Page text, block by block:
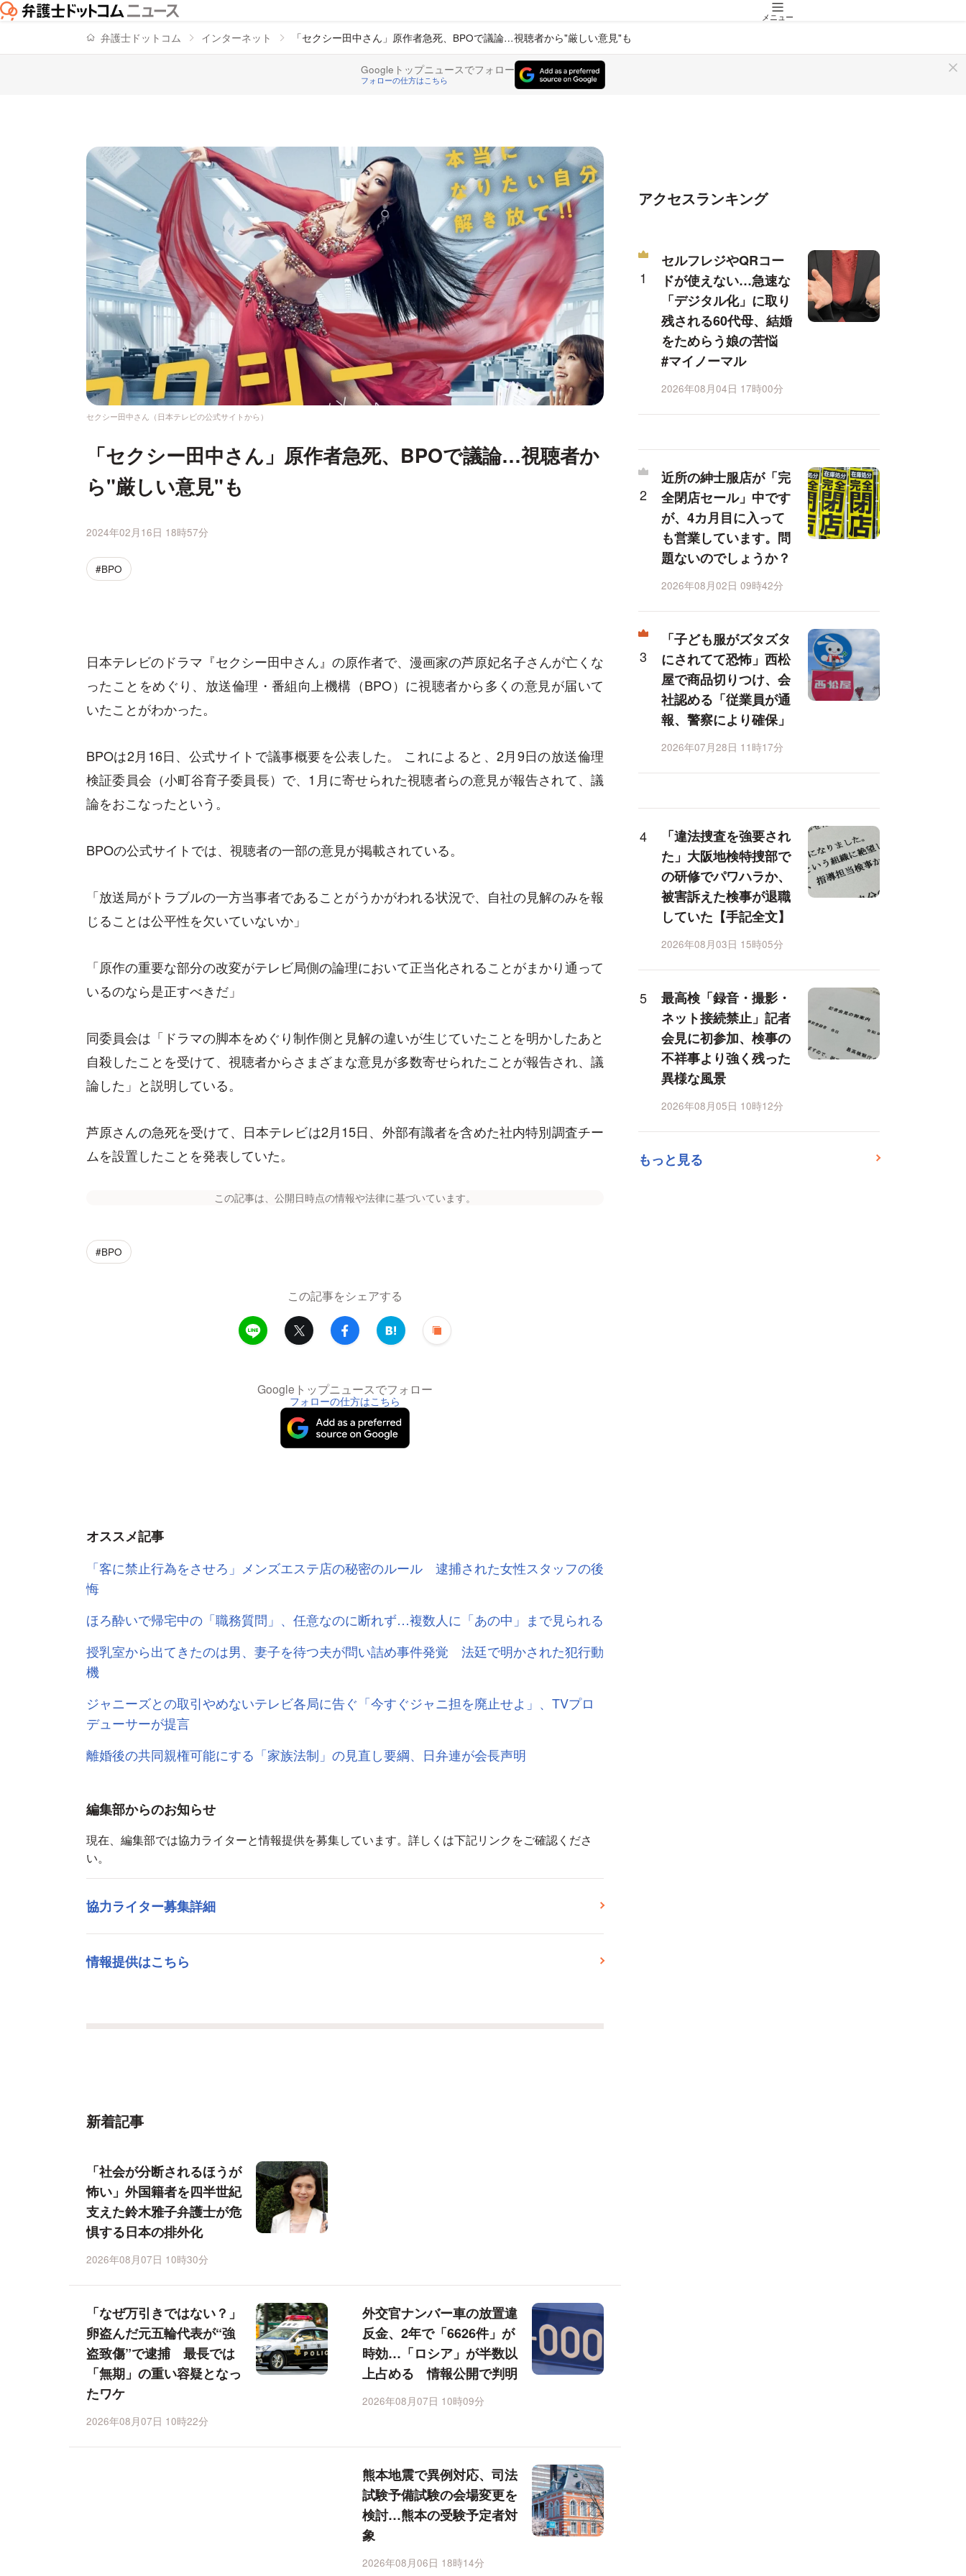
メニュー
弁護士ドットコム インターネット 「セクシー田中さん」原作者急死、BPOで議論…視聴者から"厳しい意見"も
Googleトップニュースでフォロー
フォローの仕方はこちら
セクシー田中さん（日本テレビの公式サイトから）
「セクシー田中さん」原作者急死、BPOで議論…視聴者か
ら"厳しい意見"も
2024年02月16日 18時57分
#BPO
日本テレビのドラマ『セクシー田中さん』の原作者で、漫画家の芦原妃名子さんが亡くな
ったことをめぐり、放送倫理・番組向上機構（BPO）に視聴者から多くの意見が届いて
いたことがわかった。
BPOは2月16日、公式サイトで議事概要を公表した。 これによると、2月9日の放送倫理
検証委員会（小町谷育子委員長）で、1月に寄せられた視聴者らの意見が報告されて、議
論をおこなったという。
BPOの公式サイトでは、視聴者の一部の意見が掲載されている。
「放送局がトラブルの一方当事者であることがうかがわれる状況で、自社の見解のみを報
じることは公平性を欠いていないか」
「原作の重要な部分の改変がテレビ局側の論理において正当化されることがまかり通って
いるのなら是正すべきだ」
同委員会は「ドラマの脚本をめぐり制作側と見解の違いが生じていたことを明かしたあと
自殺したことを受けて、視聴者からさまざまな意見が多数寄せられたことが報告され、議
論した」と説明している。
芦原さんの急死を受けて、日本テレビは2月15日、外部有識者を含めた社内特別調査チー
ムを設置したことを発表していた。
この記事は、公開日時点の情報や法律に基づいています。
#BPO
この記事をシェアする
Googleトップニュースでフォロー
フォローの仕方はこちら
オススメ記事
「客に禁止行為をさせろ」メンズエステ店の秘密のルール 逮捕された女性スタッフの後
悔
ほろ酔いで帰宅中の「職務質問」、任意なのに断れず…複数人に「あの中」まで見られる
授乳室から出てきたのは男、妻子を待つ夫が問い詰め事件発覚 法廷で明かされた犯行動
機
ジャニーズとの取引やめないテレビ各局に告ぐ「今すぐジャニ担を廃止せよ」、TVプロ
デューサーが提言
離婚後の共同親権可能にする「家族法制」の見直し要綱、日弁連が会長声明
編集部からのお知らせ
現在、編集部では協力ライターと情報提供を募集しています。詳しくは下記リンクをご確認くださ
い。
協力ライター募集詳細
情報提供はこちら
新着記事
「社会が分断されるほうが
怖い」外国籍者を四半世紀
支えた鈴木雅子弁護士が危
惧する日本の排外化
2026年08月07日 10時30分
「なぜ万引きではない？」
卵盗んだ元五輪代表が“強
盗致傷”で逮捕 最長では
「無期」の重い容疑となっ
たワケ
2026年08月07日 10時22分
外交官ナンバー車の放置違
反金、2年で「6626件」が
時効…「ロシア」が半数以
上占める 情報公開で判明
2026年08月07日 10時09分
熊本地震で異例対応、司法
試験予備試験の会場変更を
検討…熊本の受験予定者対
象
2026年08月06日 18時14分
アクセスランキング
セルフレジやQRコー
ドが使えない…急速な
「デジタル化」に取り
残される60代母、結婚
をためらう娘の苦悩
#マイノーマル
2026年08月04日 17時00分
近所の紳士服店が「完
全閉店セール」中です
が、4カ月目に入って
も営業しています。問
題ないのでしょうか？
2026年08月02日 09時42分
「子ども服がズタズタ
にされてて恐怖」西松
屋で商品切りつけ、会
社認める「従業員が通
報、警察により確保」
2026年07月28日 11時17分
「違法捜査を強要され
た」大阪地検特捜部で
の研修でパワハラか、
被害訴えた検事が退職
していた【手記全文】
2026年08月03日 15時05分
最高検「録音・撮影・
ネット接続禁止」記者
会見に初参加、検事の
不祥事より強く残った
異様な風景
2026年08月05日 10時12分
もっと見る